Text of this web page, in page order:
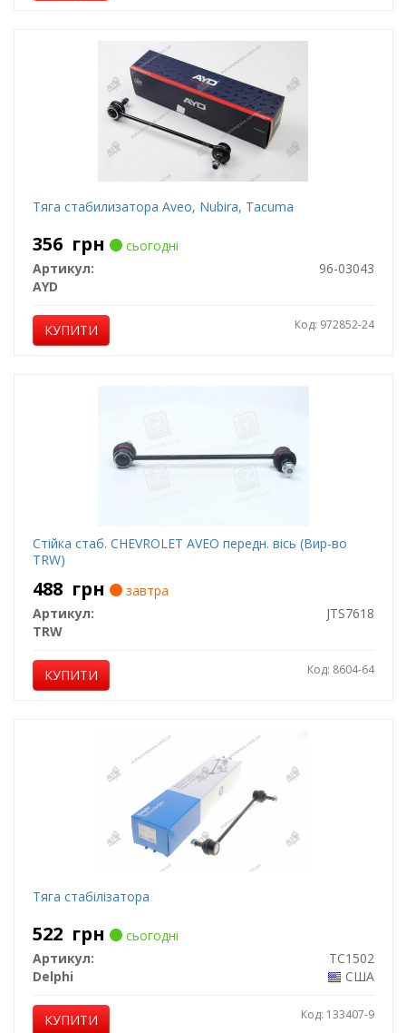
Тяга cтабилизатора Aveo, Nubira, Tacuma
356 грн
сьогодні
Артикул:
96-03043
AYD
КУПИТИ Код: 972852-24
Стійка стаб. CHEVROLET AVEO передн. вісь (Вир-во
TRW)
488 грн
завтра
Артикул:
JTS7618
TRW
КУПИТИ Код: 8604-64
Тяга стабілізатора
522 грн
сьогодні
Артикул:
TC1502
Delphi
США
КУПИТИ Код: 133407-9